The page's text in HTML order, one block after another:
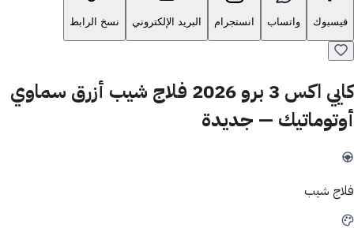
فيسبوك واتساب انستجرام البريد الإلكتروني نسخ الرابط
كايي اكس 3 برو 2026 فلاج شيب أزرق سماوي
أوتوماتيك — جديدة
فلاج شيب